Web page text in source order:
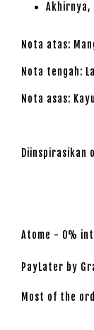
Akhirnya,
Nota atas:
Nota tengah:
Nota asas:
Diinspirasikan
Atome - 0%
PayLater by
Most of the